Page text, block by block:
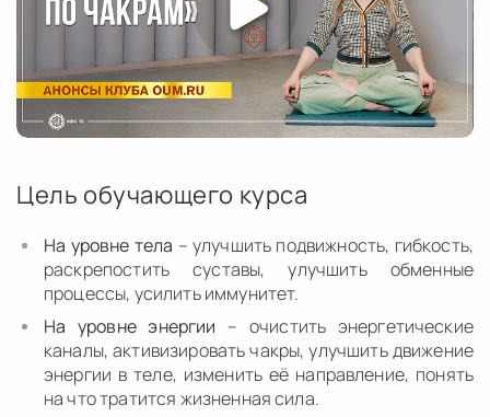
Цель обучающего курса
На уровне тела – улучшить подвижность, гибкость,
раскрепостить суставы, улучшить обменные
процессы, усилить иммунитет.
На уровне энергии – очистить энергетические
каналы, активизировать чакры, улучшить движение
энергии в теле, изменить её направление, понять
на что тратится жизненная сила.